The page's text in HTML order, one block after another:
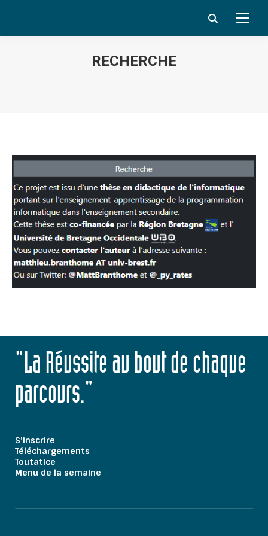
Search:
RECHERCHE
"La Réussite au bout de chaque
parcours."
S'inscrire
Téléchargements
Toutatice
Menu de la semaine